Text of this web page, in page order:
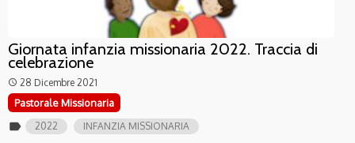
Giornata infanzia missionaria 2022. Traccia di
celebrazione
access_time 28 Dicembre 2021
Pastorale Missionaria
label 2022 INFANZIA MISSIONARIA